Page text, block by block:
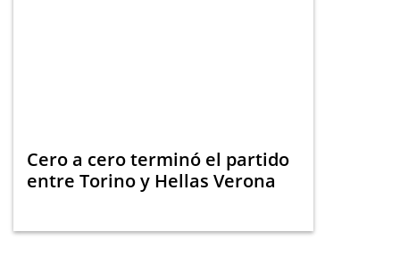
Cero a cero terminó el partido
entre Torino y Hellas Verona